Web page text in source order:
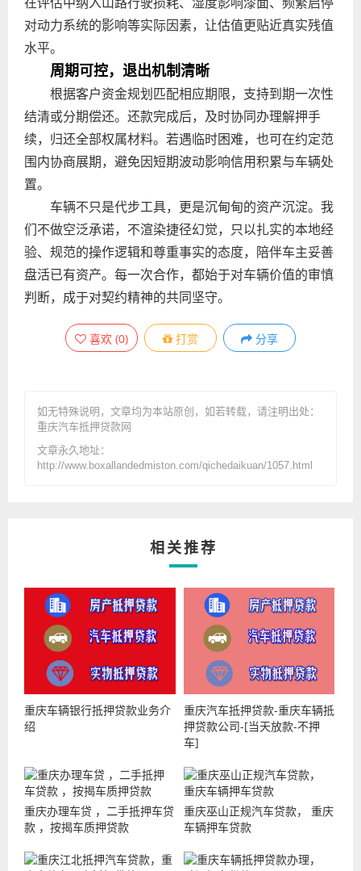
在评估中纳入山路行驶损耗、湿度影响漆面、频繁启停
对动力系统的影响等实际因素，让估值更贴近真实残值
水平。
周期可控，退出机制清晰
根据客户资金规划匹配相应期限，支持到期一次性
结清或分期偿还。还款完成后，及时协同办理解押手
续，归还全部权属材料。若遇临时困难，也可在约定范
围内协商展期，避免因短期波动影响信用积累与车辆处
置。
车辆不只是代步工具，更是沉甸甸的资产沉淀。我
们不做空泛承诺，不渲染捷径幻觉，只以扎实的本地经
验、规范的操作逻辑和尊重事实的态度，陪伴车主妥善
盘活已有资产。每一次合作，都始于对车辆价值的审慎
判断，成于对契约精神的共同坚守。
喜欢 (0) 打赏 分享
如无特殊说明，文章均为本站原创 ，如若转载，请注明出处：
重庆汽车抵押贷款网
文章永久地址：
http://www.boxallandedmiston.com/qichedaikuan/1057.html
相关推荐
重庆车辆银行抵押贷款业务介
绍
重庆汽车抵押贷款-重庆车辆抵
押贷款公司-[当天放款-不押
车]
重庆办理车贷 ，二手抵押车贷
款 ，按揭车质押贷款
重庆巫山正规汽车贷款， 重庆
车辆押车贷款